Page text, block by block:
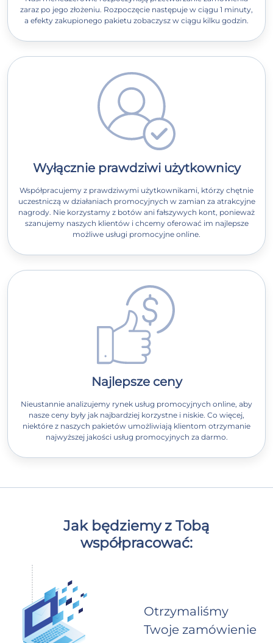
zaraz po jego złożeniu. Rozpoczęcie następuje w ciągu 1 minuty,
a efekty zakupionego pakietu zobaczysz w ciągu kilku godzin.
Wyłącznie prawdziwi użytkownicy
Współpracujemy z prawdziwymi użytkownikami, którzy chętnie
uczestniczą w działaniach promocyjnych w zamian za atrakcyjne
nagrody. Nie korzystamy z botów ani fałszywych kont, ponieważ
szanujemy naszych klientów i chcemy oferować im najlepsze
możliwe usługi promocyjne online.
Najlepsze ceny
Nieustannie analizujemy rynek usług promocyjnych online, aby
nasze ceny były jak najbardziej korzystne i niskie. Co więcej,
niektóre z naszych pakietów umożliwiają klientom otrzymanie
najwyższej jakości usług promocyjnych za darmo.
Jak będziemy z Tobą
współpracować:
Otrzymaliśmy
Twoje zamówienie